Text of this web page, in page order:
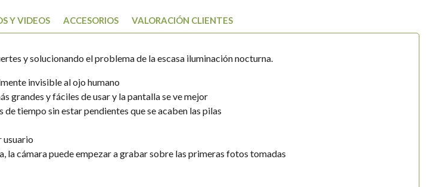
Y VIDEOS ACCESORIOS VALORACIÓN CLIENTES
y solucionando el problema de la escasa iluminación nocturna.
invisible al ojo humano
grandes y fáciles de usar y la pantalla se ve mejor
tiempo sin estar pendientes que se acaben las pilas
usuario
la cámara puede empezar a grabar sobre las primeras fotos tomadas